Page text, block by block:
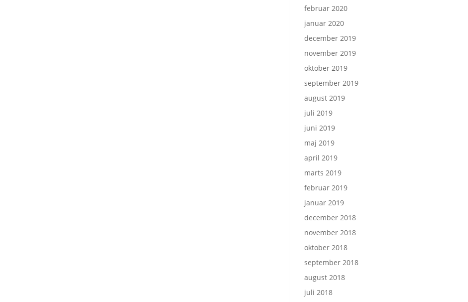
februar 2020
januar 2020
december 2019
november 2019
oktober 2019
september 2019
august 2019
juli 2019
juni 2019
maj 2019
april 2019
marts 2019
februar 2019
januar 2019
december 2018
november 2018
oktober 2018
september 2018
august 2018
juli 2018